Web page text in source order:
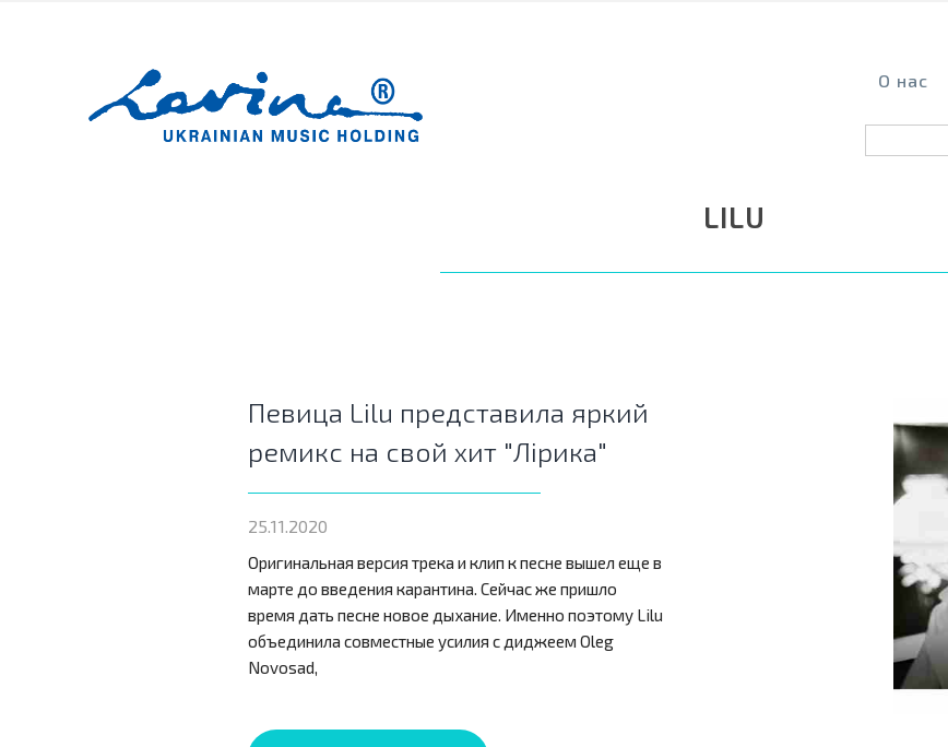
О нас
LILU
Певица Lilu представила яркий
ремикс на свой хит "Лірика"
25.11.2020
Оригинальная версия трека и клип к песне вышел еще в
марте до введения карантина. Сейчас же пришло
время дать песне новое дыхание. Именно поэтому Lilu
объединила совместные усилия с диджеем Oleg
Novosad,